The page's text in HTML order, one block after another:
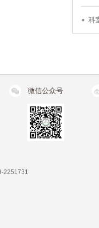
科
微信公众号
2251731